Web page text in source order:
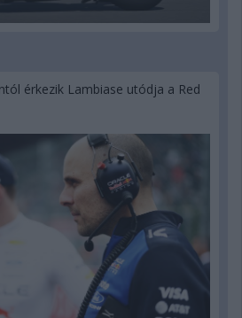
érkezik Lambiase utódja a Red